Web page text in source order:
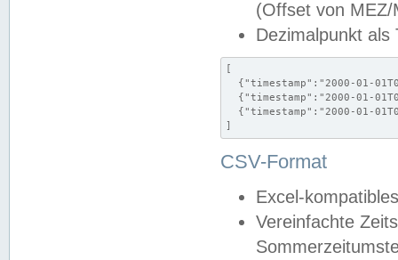
(Offset von MEZ/
Dezimalpunkt als
[
{"timestamp":"2000-01-
{"timestamp":"2000-01-
{"timestamp":"2000-01-
]
CSV-Format
Excel-
Vereinfachte